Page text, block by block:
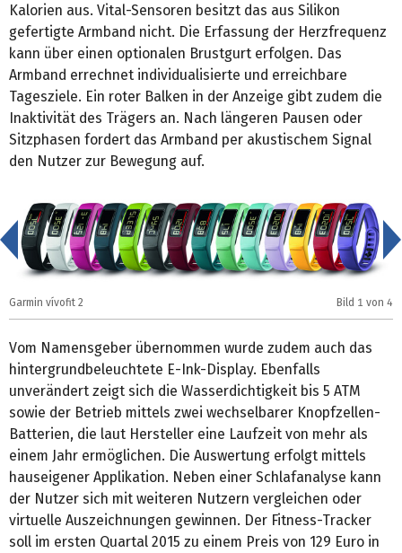
Kalorien aus. Vital-Sensoren besitzt das aus Silikon
gefertigte Armband nicht. Die Erfassung der Herzfrequenz
kann über einen optionalen Brustgurt erfolgen. Das
Armband errechnet individualisierte und erreichbare
Tagesziele. Ein roter Balken in der Anzeige gibt zudem die
Inaktivität des Trägers an. Nach längeren Pausen oder
Sitzphasen fordert das Armband per akustischem Signal
den Nutzer zur Bewegung auf.
Garmin vívofit 2 Bild 1 von 4
<
Vom Namensgeber übernommen wurde zudem auch das
hintergrundbeleuchtete E-Ink-Display. Ebenfalls
unverändert zeigt sich die Wasserdichtigkeit bis 5 ATM
sowie der Betrieb mittels zwei wechselbarer Knopfzellen-
Batterien, die laut Hersteller eine Laufzeit von mehr als
einem Jahr ermöglichen. Die Auswertung erfolgt mittels
hauseigener Applikation. Neben einer Schlafanalyse kann
der Nutzer sich mit weiteren Nutzern vergleichen oder
virtuelle Auszeichnungen gewinnen. Der Fitness-Tracker
soll im ersten Quartal 2015 zu einem Preis von 129 Euro in